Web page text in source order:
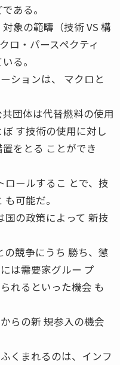
ある。
象の範疇（技術 VS 構
ロ・パースペクティ
る。
ションは、 マクロと
団体は代替燃料の使用
す技術の使用に対し
をとる ことができ
ールするこ とで、技
可能だ。
の政策によって 新技
の競争にうち 勝ち、懲
は需要家グルー プ
れるといった機会 も
らの新 規参入の機会
くまれるのは、インフ